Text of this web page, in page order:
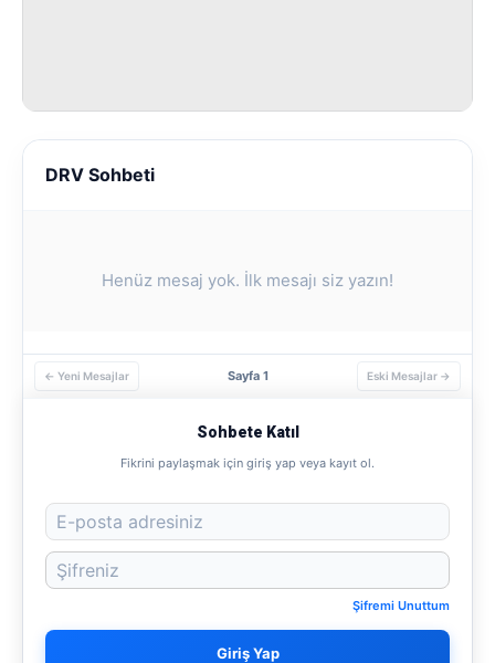
DRV Sohbeti
Henüz mesaj yok. İlk mesajı siz yazın!
← Yeni Mesajlar Sayfa 1 Eski Mesajlar →
Sohbete Katıl
Fikrini paylaşmak için giriş yap veya kayıt ol.
Şifremi Unuttum
Giriş Yap